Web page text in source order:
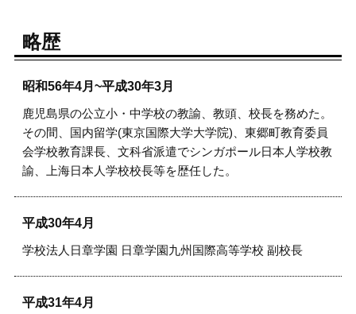
略歴
昭和56年4月~平成30年3月
鹿児島県の公立小・中学校の教諭、教頭、校長を務めた。
その間、国内留学(東京国際大学大学院)、東郷町教育委員
会学校教育課長、文科省派遣でシンガポール日本人学校教
諭、上海日本人学校校長等を歴任した。
平成30年4月
学校法人日章学園 日章学園九州国際高等学校 副校長
平成31年4月